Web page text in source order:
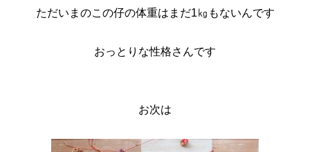
ただいまのこの仔の体重はまだ1㎏もないんです
おっとりな性格さんです
お次は